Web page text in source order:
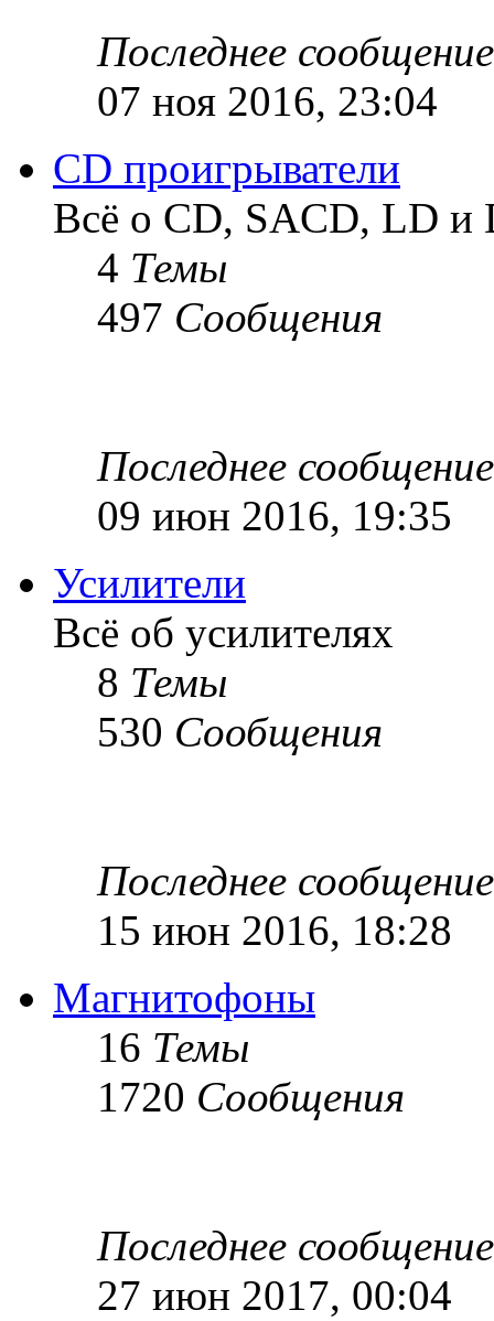
Последнее сообщение
07 ноя 2016, 23:04
CD проигрыватели
Всё о CD, SACD, LD и
4 Темы
497 Сообщения
Последнее сообщение
09 июн 2016, 19:35
Усилители
Всё об усилителях
8 Темы
530 Сообщения
Последнее сообщение
15 июн 2016, 18:28
Магнитофоны
16 Темы
1720 Сообщения
Последнее сообщение
27 июн 2017, 00:04